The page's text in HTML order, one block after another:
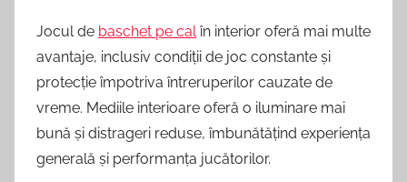
Jocul de baschet pe cal în interior oferă mai multe
avantaje, inclusiv condiții de joc constante și
protecție împotriva întreruperilor cauzate de
vreme. Mediile interioare oferă o iluminare mai
bună și distrageri reduse, îmbunătățind experiența
generală și performanța jucătorilor.